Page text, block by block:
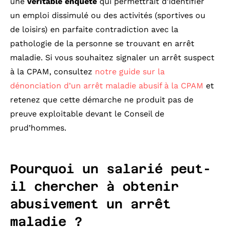
un emploi dissimulé ou des activités (sportives ou
de loisirs) en parfaite contradiction avec la
pathologie de la personne se trouvant en arrêt
maladie. Si vous souhaitez signaler un arrêt suspect
à la CPAM, consultez notre guide sur la
dénonciation d’un arrêt maladie abusif à la CPAM et
retenez que cette démarche ne produit pas de
preuve exploitable devant le Conseil de
prud’hommes.
Pourquoi un salarié peut-
il chercher à obtenir
abusivement un arrêt
maladie ?